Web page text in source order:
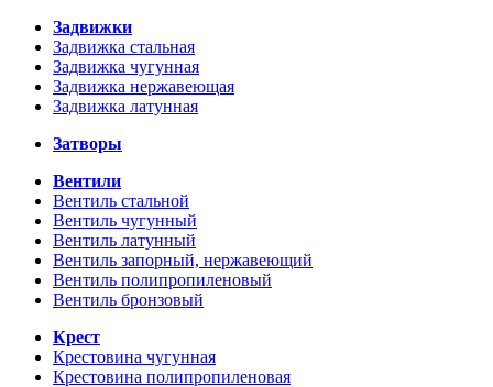
Задвижки
Задвижка стальная
Задвижка чугунная
Задвижка нержавеющая
Задвижка латунная
Затворы
Вентили
Вентиль стальной
Вентиль чугунный
Вентиль латунный
Вентиль запорный, нержавеющий
Вентиль полипропиленовый
Вентиль бронзовый
Крест
Крестовина чугунная
Крестовина полипропиленовая